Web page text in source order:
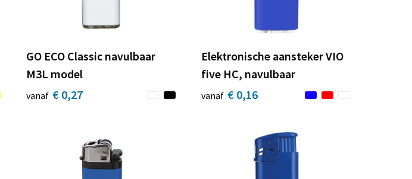
GO ECO Classic navulbaar
M3L model
vanaf € 0,27
Elektronische aansteker VIO
five HC, navulbaar
vanaf € 0,16